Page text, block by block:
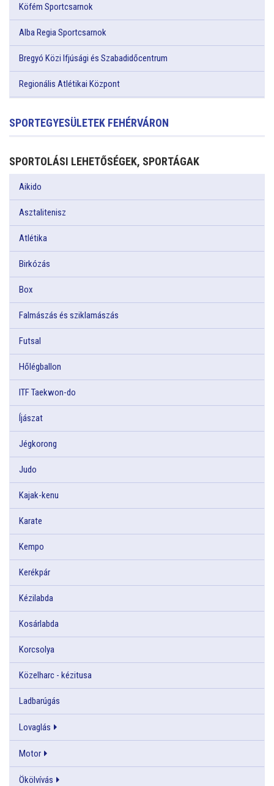
Köfém Sportcsarnok
Alba Regia Sportcsarnok
Bregyó Közi Ifjúsági és Szabadidőcentrum
Regionális Atlétikai Központ
SPORTEGYESÜLETEK FEHÉRVÁRON
SPORTOLÁSI LEHETŐSÉGEK, SPORTÁGAK
Aikido
Asztalitenisz
Atlétika
Birkózás
Box
Falmászás és sziklamászás
Futsal
Hőlégballon
ITF Taekwon-do
Íjászat
Jégkorong
Judo
Kajak-kenu
Karate
Kempo
Kerékpár
Kézilabda
Kosárlabda
Korcsolya
Közelharc - kézitusa
Ladbarúgás
Lovaglás
Motor
Ökölvívás